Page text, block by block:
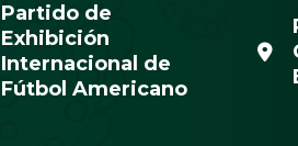
Partido de
Exhibición
Internacional de
Fútbol Americano